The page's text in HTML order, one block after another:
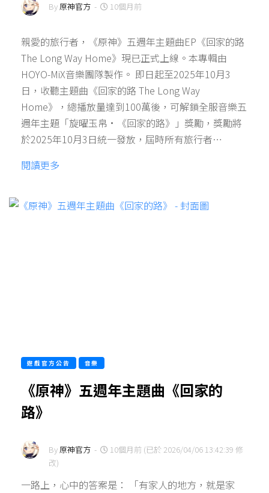
By原神官方 - 10個月前
親愛的旅行者，《原神》五週年主題曲EP《回家的路
The Long Way Home》現已正式上線。本專輯由
HOYO-MiX音樂團隊製作。 即日起至2025年10月3
日，收聽主題曲《回家的路 The Long Way
Home》，總播放量達到100萬後，可解鎖全服音樂五
週年主題「旋曜玉帛·《回家的路》」獎勵，獎勵將
於2025年10月3日統一發放，屆時所有旅行者…
閱讀更多
遊戲官方公告 音樂
《原神》五週年主題曲《回家的
路》
By原神官方 -
10個月前 (已於 2026/04/06 13:42:39 修
改)
一路上，心中的答案是： 「有家人的地方，就是家